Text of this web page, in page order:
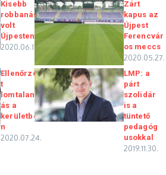
Kisebb
robbanás
volt
Újpesten
2020.06.15.
Zárt
kapus az
Újpest
Ferencvár
os meccs
2020.05.27.
Ellenőrzöt
t
lomtalanít
ás a
kerületbe
n
2020.07.24.
LMP: a
párt
szolidár
is a
tüntető
pedagóg
usokkal
2019.11.30.